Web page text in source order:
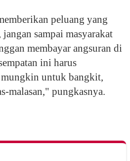
peluang yang
jangan sampai masyarakat
membayar angsuran di
ini harus
untuk bangkit,
malasan," pungkasnya.